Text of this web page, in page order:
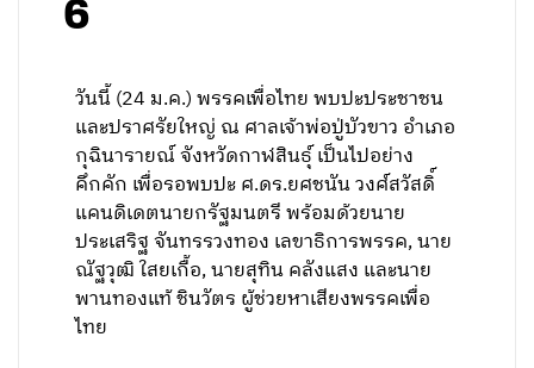
6
วันนี้ (24 ม.ค.) พรรคเพื่อไทย พบปะประชาชน
และปราศรัยใหญ่ ณ ศาลเจ้าพ่อปู่บัวขาว อำเภอ
กุฉินารายณ์ จังหวัดกาฬสินธุ์ เป็นไปอย่าง
คึกคัก เพื่อรอพบปะ ศ.ดร.ยศชนัน วงศ์สวัสดิ์
แคนดิเดตนายกรัฐมนตรี พร้อมด้วยนาย
ประเสริฐ จันทรรวงทอง เลขาธิการพรรค, นาย
ณัฐวุฒิ ใสยเกื้อ, นายสุทิน คลังแสง และนาย
พานทองแท้ ชินวัตร ผู้ช่วยหาเสียงพรรคเพื่อ
ไทย